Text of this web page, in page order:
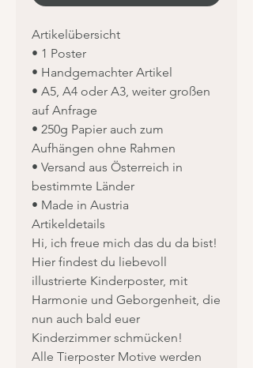
Artikelübersicht
• 1 Poster
• Handgemachter Artikel
• A5, A4 oder A3, weiter großen
auf Anfrage
• 250g Papier auch zum
Aufhängen ohne Rahmen
• Versand aus Österreich in
bestimmte Länder
• Made in Austria
Artikeldetails
Hi, ich freue mich das du da bist!
Hier findest du liebevoll
illustrierte Kinderposter, mit
Harmonie und Geborgenheit, die
nun auch bald euer
Kinderzimmer schmücken!
Alle Tierposter Motive werden